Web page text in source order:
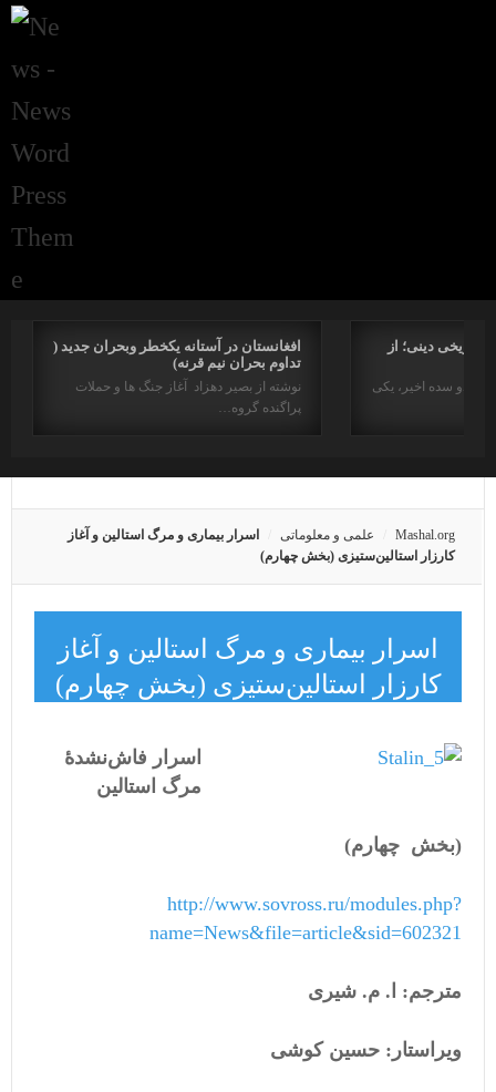
افغانستان در آستانه یکخطر وبحران جدید (
تداوم بحران نیم قرنه)
نوشته از بصیر دهزاد آغاز جنگ ها و حملات
پراگنده گروه…
دینی؛ از
در دو سده اخیر، یکی
Mashal.org علمی و معلوماتی
اسرار بیماری و مرگ استالین و آغاز
کارزار استالین‌ستیزی (بخش چهارم)
اسرار بیماری و مرگ استالین و آغاز
کارزار استالین‌ستیزی (بخش چهارم)
اسرار فاش‌نشدۀ
مرگ استالین
(بخش چهار م)
http://www.sovross.ru/modules.php?
name=News&file=article&sid=602321
مترجم: ا. م. شیری
ویراستار: حسین کوشی